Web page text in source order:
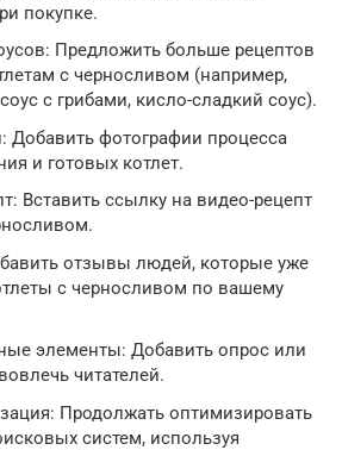
покупке.
Предложить больше рецептов
с черносливом (например,
с грибами, кисло-сладкий соус).
Добавить фотографии процесса
и готовых котлет.
Вставить ссылку на видео-рецепт
отзывы людей, которые уже
с черносливом по вашему
элементы: Добавить опрос или
читателей.
Продолжать оптимизировать
систем, используя